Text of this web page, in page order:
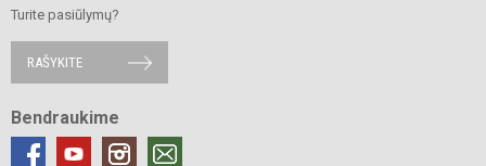
Turite pasiūlymų?
RAŠYKITE
Bendraukime